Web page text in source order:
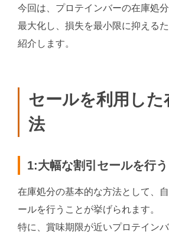
今回は、プロテインバーの在庫処
最大化し、損失を最小限に抑える
紹介します。
セールを利用した
法
1:大幅な割引セールを行う
在庫処分の基本的な方法として、
ールを行うことが挙げられます。
特に、賞味期限が近いプロテイン